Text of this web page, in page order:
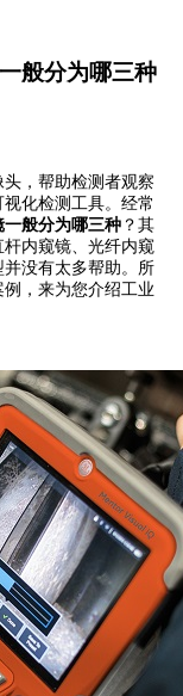
般分为哪三种
，帮助检测者观察
化检测工具。经常
一般分为哪三种 ？其
内窥镜、光纤内窥
没有太多帮助。所
，来为您介绍工业